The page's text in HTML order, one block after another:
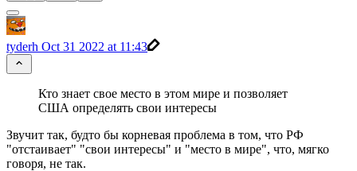
tyderh Oct 31 2022 at 11:43
Кто знает свое место в этом мире и позволяет
США определять свои интересы
Звучит так, будто бы корневая проблема в том, что РФ
"отстаивает" "свои интересы" и "место в мире", что, мягко
говоря, не так.